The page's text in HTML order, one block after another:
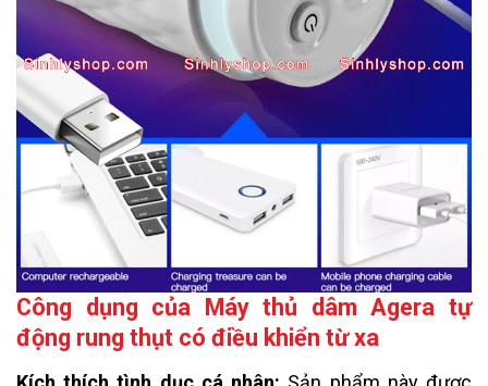
Công dụng của Máy thủ dâm Agera tự
động rung thụt có điều khiển từ xa